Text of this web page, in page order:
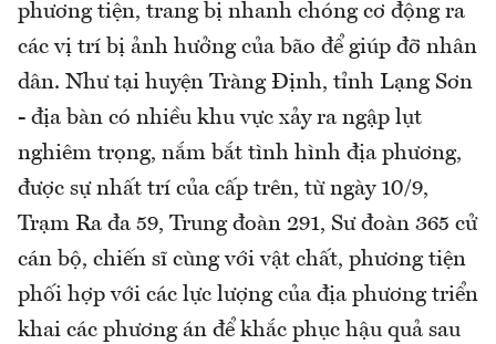
phương tiện, trang bị nhanh chóng cơ động ra
các vị trí bị ảnh hưởng của bão để giúp đỡ nhân
dân. Như tại huyện Tràng Định, tỉnh Lạng Sơn
- địa bàn có nhiều khu vực xảy ra ngập lụt
nghiêm trọng, nắm bắt tình hình địa phương,
được sự nhất trí của cấp trên, từ ngày 10/9,
Trạm Ra đa 59, Trung đoàn 291, Sư đoàn 365 cử
cán bộ, chiến sĩ cùng với vật chất, phương tiện
phối hợp với các lực lượng của địa phương triển
khai các phương án để khắc phục hậu quả sau